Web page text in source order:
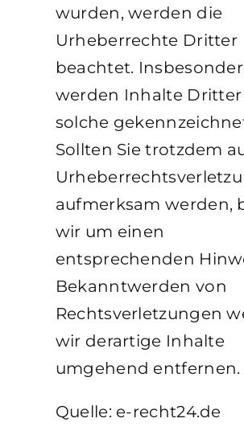
wurden, werden die
Urheberrechte Dritter
beachtet.
werden Inhalte Dritter
solche
Sollten Sie trotzdem
aufmerksam werden,
wir um einen
entsprechenden
Bekanntwerden von
Rechtsverletzungen
wir derartige Inhalte
umgehend entfernen.
Quelle: e-recht24.de